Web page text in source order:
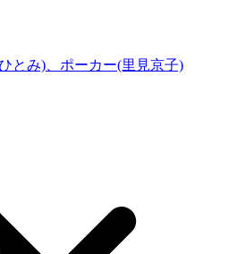
とみ)、ポーカー(里見京子)